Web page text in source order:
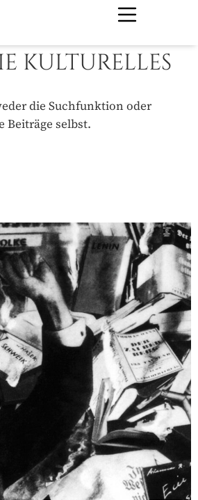
KULTURELLES
die Suchfunktion oder
Beiträge selbst.